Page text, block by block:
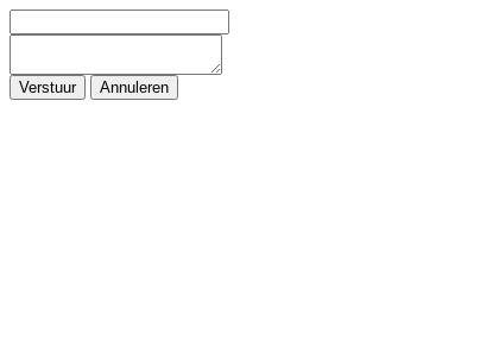
Verstuur Annuleren